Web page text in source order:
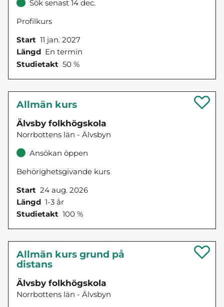
Sök senast 14 dec.
Profilkurs
Start 11 jan. 2027
Längd En termin
Studietakt 50 %
Allmän kurs
Älvsby folkhögskola
Norrbottens län - Älvsbyn
Ansökan öppen
Behörighetsgivande kurs
Start 24 aug. 2026
Längd 1-3 år
Studietakt 100 %
Allmän kurs grund på
distans
Älvsby folkhögskola
Norrbottens län - Älvsbyn